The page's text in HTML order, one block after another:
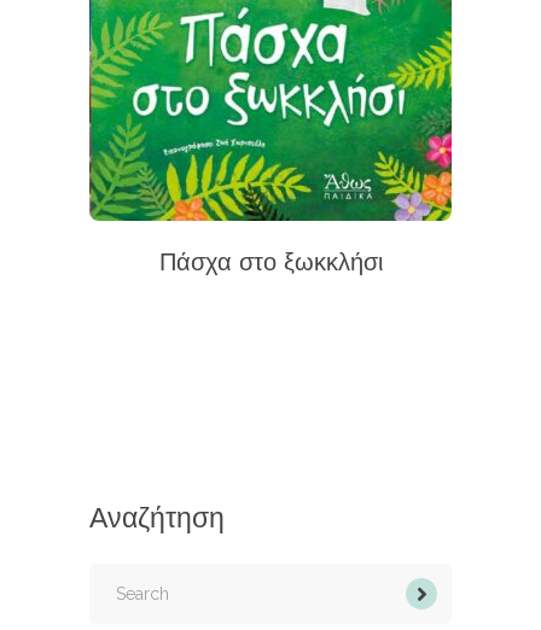
Πάσχα στο ξωκκλήσι
Αναζήτηση